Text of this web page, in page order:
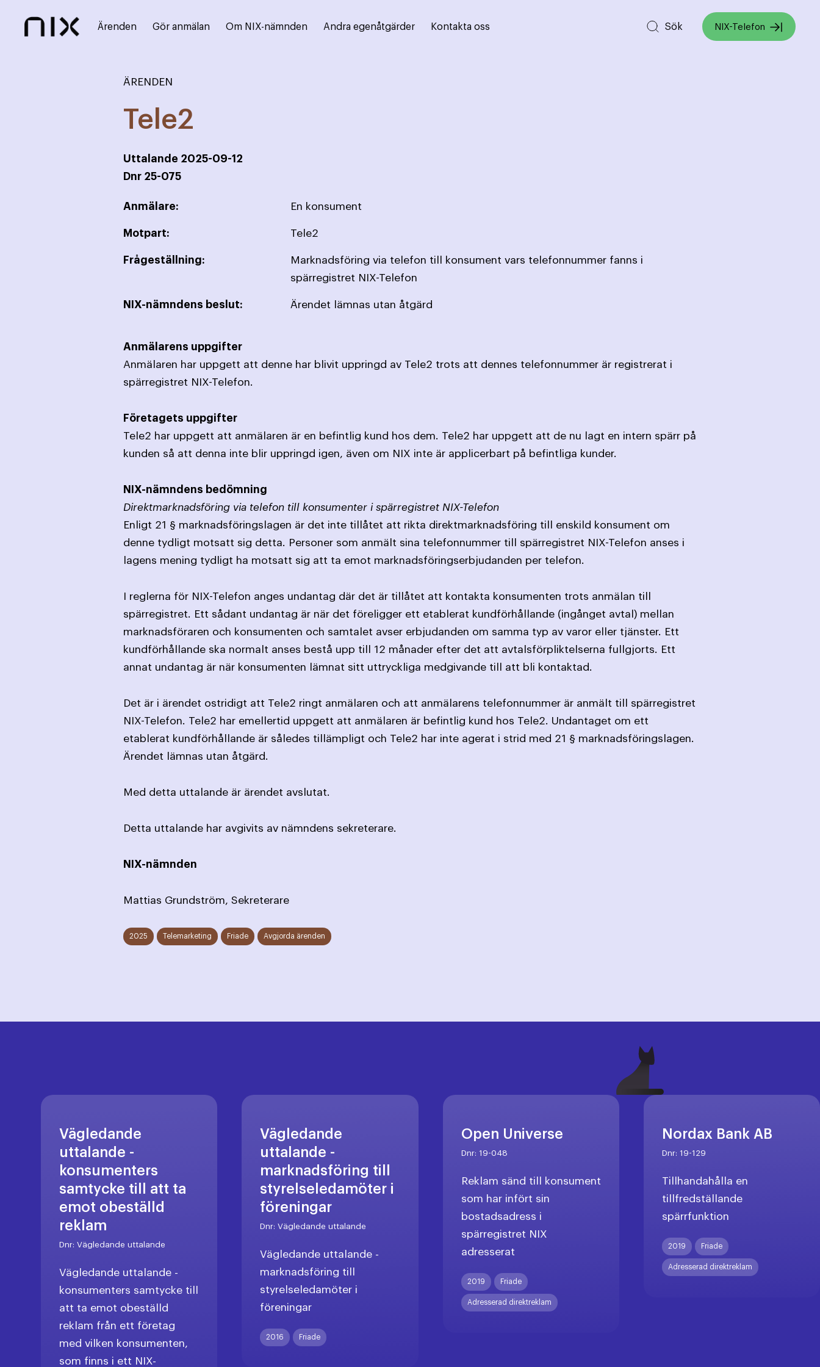
Ärenden Gör anmälan Om NIX-nämnden Andra egenåtgärder Kontakta oss Sök NIX-Telefon
ÄRENDEN
Tele2
Uttalande 2025-09-12
Dnr 25-075
Anmälare: En konsument
Motpart: Tele2
Frågeställning:
Marknadsföring via telefon till konsument vars telefonnummer fanns i
spärregistret NIX-Telefon
NIX-nämndens beslut: Ärendet lämnas utan åtgärd
Anmälarens uppgifter
Anmälaren har uppgett att denne har blivit uppringd av Tele2 trots att dennes telefonnummer är registrerat i
spärregistret NIX-Telefon.
Företagets uppgifter
Tele2 har uppgett att anmälaren är en befintlig kund hos dem. Tele2 har uppgett att de nu lagt en intern spärr på
kunden så att denna inte blir uppringd igen, även om NIX inte är applicerbart på befintliga kunder.
NIX-nämndens bedömning
Direktmarknadsföring via telefon till konsumenter i spärregistret NIX-Telefon
Enligt 21 § marknadsföringslagen är det inte tillåtet att rikta direktmarknadsföring till enskild konsument om
denne tydligt motsatt sig detta. Personer som anmält sina telefonnummer till spärregistret NIX-Telefon anses i
lagens mening tydligt ha motsatt sig att ta emot marknadsföringserbjudanden per telefon.
I reglerna för NIX-Telefon anges undantag där det är tillåtet att kontakta konsumenten trots anmälan till
spärregistret. Ett sådant undantag är när det föreligger ett etablerat kundförhållande (ingånget avtal) mellan
marknadsföraren och konsumenten och samtalet avser erbjudanden om samma typ av varor eller tjänster. Ett
kundförhållande ska normalt anses bestå upp till 12 månader efter det att avtalsförpliktelserna fullgjorts. Ett
annat undantag är när konsumenten lämnat sitt uttryckliga medgivande till att bli kontaktad.
Det är i ärendet ostridigt att Tele2 ringt anmälaren och att anmälarens telefonnummer är anmält till spärregistret
NIX-Telefon. Tele2 har emellertid uppgett att anmälaren är befintlig kund hos Tele2. Undantaget om ett
etablerat kundförhållande är således tillämpligt och Tele2 har inte agerat i strid med 21 § marknadsföringslagen.
Ärendet lämnas utan åtgärd.
Med detta uttalande är ärendet avslutat.
Detta uttalande har avgivits av nämndens sekreterare.
NIX-nämnden
Mattias Grundström, Sekreterare
2025 Telemarketing Friade Avgjorda ärenden
Vägledande
uttalande -
konsumenters
samtycke till att ta
emot obeställd
reklam
Dnr:Vägledande uttalande
Vägledande uttalande -
konsumenters samtycke till
att ta emot obeställd
reklam från ett företag
med vilken konsumenten,
som finns i ett NIX-
Vägledande
uttalande -
marknadsföring till
styrelseledamöter i
föreningar
Dnr:Vägledande uttalande
Vägledande uttalande -
marknadsföring till
styrelseledamöter i
föreningar
2016 Friade
Open Universe
Dnr: 19-048
Reklam sänd till konsument
som har infört sin
bostadsadress i
spärregistret NIX
adresserat
2019 Friade
Adresserad direktreklam
Nordax Bank AB
Dnr: 19-129
Tillhandahålla en
tillfredställande
spärrfunktion
2019 Friade
Adresserad direktreklam